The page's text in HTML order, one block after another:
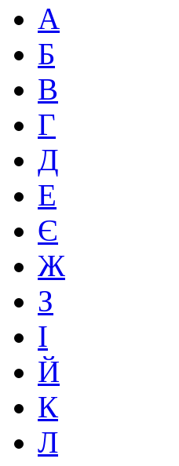
А
Б
В
Г
Д
Е
Є
Ж
З
І
Й
К
Л